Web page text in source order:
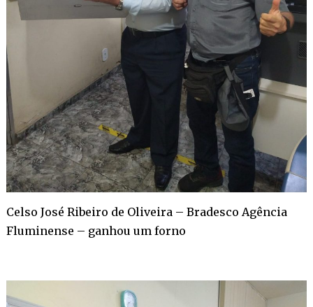
Celso José Ribeiro de Oliveira – Bradesco Agência
Fluminense – ganhou um forno